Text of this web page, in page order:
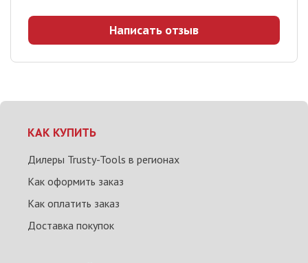
Написать отзыв
КАК КУПИТЬ
Дилеры Trusty-Tools в регионах
Как оформить заказ
Как оплатить заказ
Доставка покупок